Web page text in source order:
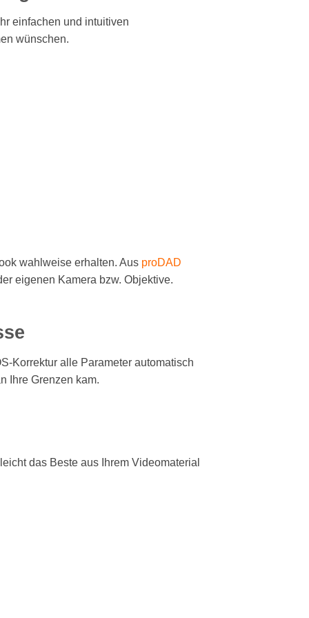
einfachen und intuitiven
wünschen.
wahlweise erhalten. Aus proDAD
eigenen Kamera bzw. Objektive.
Korrektur alle Parameter automatisch
Ihre Grenzen kam.
das Beste aus Ihrem Videomaterial